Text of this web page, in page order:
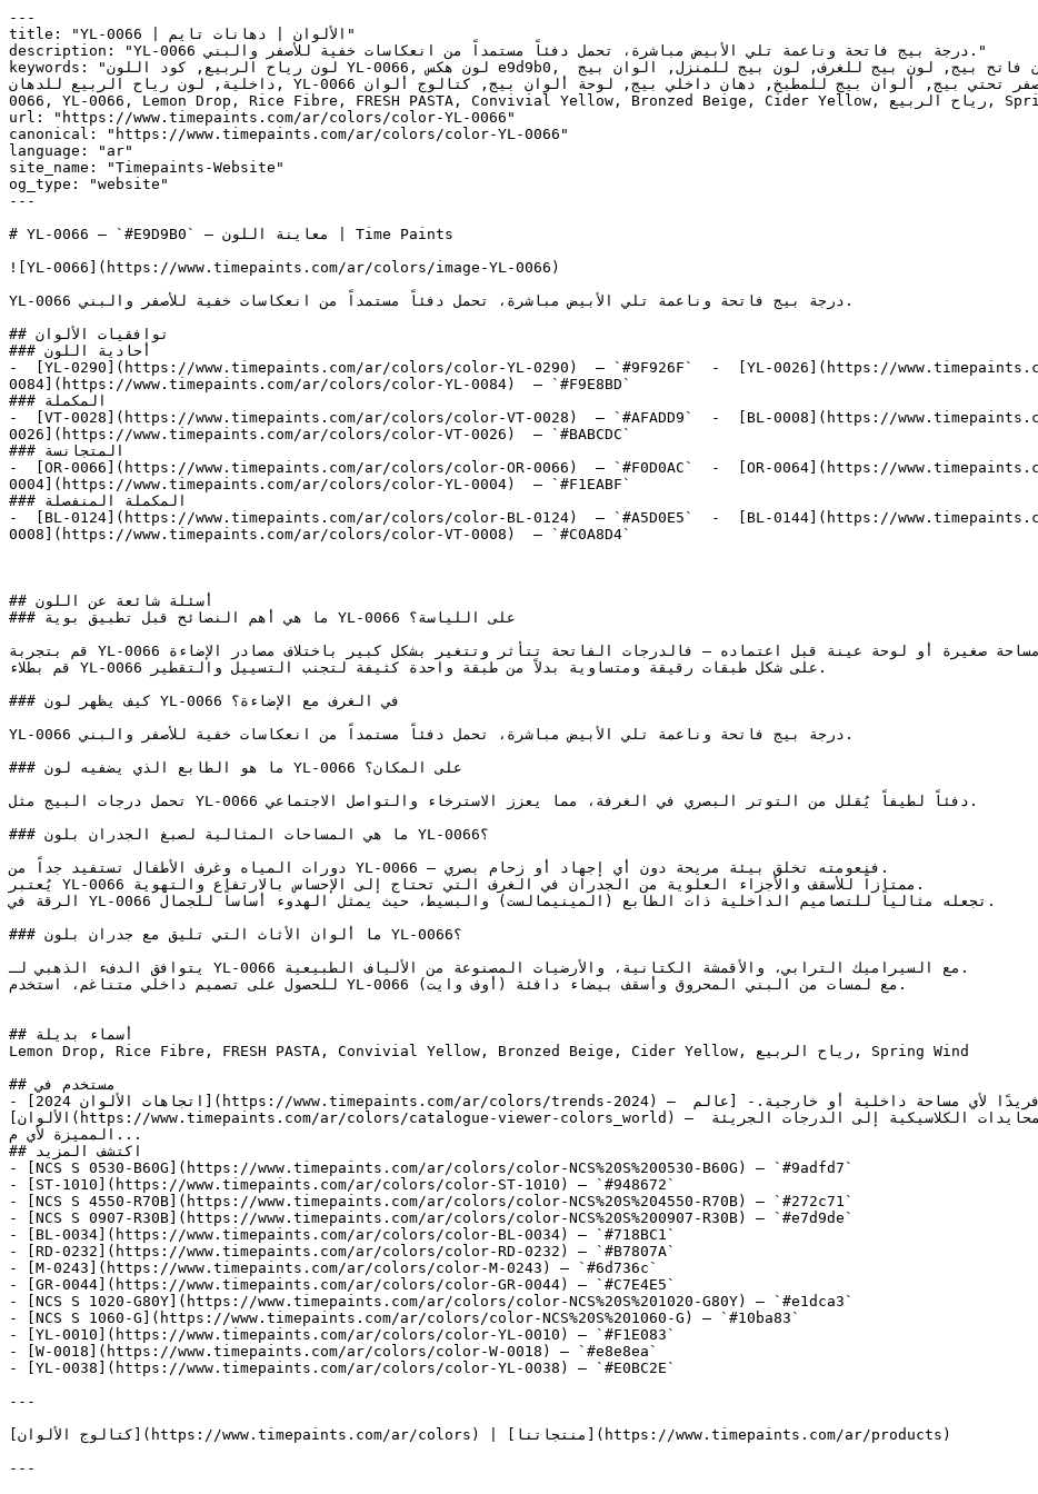
---
title: "YL-0066 | الألوان | دهانات تايم"
description: "YL-0066 درجة بيج فاتحة وناعمة تلي الأبيض مباشرة، تحمل دفئاً مستمداً من انعكاسات خفية للأصفر والبني."
keywords: "لون رياح الربيع, كود اللون YL-0066, لون هكس e9d9b0, دهان بيج, طلاء بيج, ألوان بيج للجدران, بيج دافئ, دهان فاتح بيج, لون بيج للغرف, لون بيج للمنزل, الوان بيج
داخلية, لون رياح الربيع للدهان, YL-0066 دهان, ألوان بيج فاتح, دهان دافئ بيج, لون أصفر تحتي بيج, ألوان بيج للمطبخ, دهان داخلي بيج, لوحة ألوان بيج, كتالوج ألوان YL-
0066, YL-0066, Lemon Drop, Rice Fibre, FRESH PASTA, Convivial Yellow, Bronzed Beige, Cider Yellow, رياح الربيع, Spring Wind"
url: "https://www.timepaints.com/ar/colors/color-YL-0066"
canonical: "https://www.timepaints.com/ar/colors/color-YL-0066"
language: "ar"
site_name: "Timepaints-Website"
og_type: "website"
---
# YL-0066 — `#E9D9B0` — معاينة اللون | Time Paints
![YL-0066](https://www.timepaints.com/ar/colors/image-YL-0066)
YL-0066 درجة بيج فاتحة وناعمة تلي الأبيض مباشرة، تحمل دفئاً مستمداً من انعكاسات خفية للأصفر والبني.
## توافقيات الألوان
### أحادية اللون
-  [YL-0290](https://www.timepaints.com/ar/colors/color-YL-0290)  — `#9F926F`  -  [YL-0026](https://
0084](https://www.timepaints.com/ar/colors/color-YL-0084)  — `#F9E8BD`
### المكملة
-  [VT-0028](https://www.timepaints.com/ar/colors/color-VT-0028)  — `#AFADD9`  -  [BL-0008](https://
0026](https://www.timepaints.com/ar/colors/color-VT-0026)  — `#BABCDC`
### المتجانسة
-  [OR-0066](https://www.timepaints.com/ar/colors/color-OR-0066)  — `#F0D0AC`  -  [OR-0064](https://
0004](https://www.timepaints.com/ar/colors/color-YL-0004)  — `#F1EABF`
### المكملة المنفصلة
-  [BL-0124](https://www.timepaints.com/ar/colors/color-BL-0124)  — `#A5D0E5`  -  [BL-0144](https://
0008](https://www.timepaints.com/ar/colors/color-VT-0008)  — `#C0A8D4`
## أسئلة شائعة عن اللون
### ما هي أهم النصائح قبل تطبيق بوية YL-0066 على اللياسة؟
قم بتجربة YL-0066 على مساحة صغيرة أو لوحة عينة قبل اعتماده — فالدرجات الفاتحة تتأثر وتتغير بشكل كبير باختلاف مصادر الإضاءة.
قم بطلاء YL-0066 على شكل طبقات رقيقة ومتساوية بدلاً من طبقة واحدة كثيفة لتجنب التسييل والتقطير.
### كيف يظهر لون YL-0066 في الغرف مع الإضاءة؟
YL-0066 درجة بيج فاتحة وناعمة تلي الأبيض مباشرة، تحمل دفئاً مستمداً من انعكاسات خفية للأصفر والبني.
### ما هو الطابع الذي يضفيه لون YL-0066 على المكان؟
تحمل درجات البيج مثل YL-0066 دفئاً لطيفاً يُقلل من التوتر البصري في الغرفة، مما يعزز الاسترخاء والتواصل الاجتماعي.
### ما هي المساحات المثالية لصبغ الجدران بلون YL-0066؟
دورات المياه وغرف الأطفال تستفيد جداً من YL-0066 — فنعومته تخلق بيئة مريحة دون أي إجهاد أو زحام بصري.
يُعتبر YL-0066 ممتازاً للأسقف والأجزاء العلوية من الجدران في الغرف التي تحتاج إلى الإحساس بالارتفاع والتهوية.
الرقة في YL-0066 تجعله مثالياً للتصاميم الداخلية ذات الطابع (المينيمالست) والبسيط، حيث يمثل الهدوء أساساً للجمال.
### ما ألوان الأثاث التي تليق مع جدران بلون YL-0066؟
يتوافق الدفء الذهبي لـ YL-0066 مع السيراميك الترابي، والأقمشة الكتانية، والأرضيات المصنوعة من الألياف الطبيعية.
للحصول على تصميم داخلي متناغم، استخدم YL-0066 مع لمسات من البني المحروق وأسقف بيضاء دافئة (أوف وايت).
## أسماء بديلة
Lemon Drop, Rice Fibre, FRESH PASTA, Convivial Yellow, Bronzed Beige, Cider Yellow, رياح الربيع, Spring Wind
## مستخدم في
- [اتجاهات الألوان 2024](https://www.timepaints.com/ar/colors/trends-2024) — تشكيلة جريئة وخالدة من ألوان 2024 تضيف طابعًا فريدًا لأي مساحة داخلية أو خارجية.- [عالم
الألوان](https://www.timepaints.com/ar/colors/catalogue-viewer-colors_world) — مجموعة شاملة تغطي الطيف الكامل من الألوان، من المحايدات الكلاسيكية إلى الدرجات الجريئة
المميزة لأي م...
## اكتشف المزيد
- [NCS S 0530-B60G](https://www.timepaints.com/ar/colors/color-NCS%20S%200530-B60G) — `#9adfd7`
- [ST-1010](https://www.timepaints.com/ar/colors/color-ST-1010) — `#948672`
- [NCS S 4550-R70B](https://www.timepaints.com/ar/colors/color-NCS%20S%204550-R70B) — `#272c71`
- [NCS S 0907-R30B](https://www.timepaints.com/ar/colors/color-NCS%20S%200907-R30B) — `#e7d9de`
- [BL-0034](https://www.timepaints.com/ar/colors/color-BL-0034) — `#718BC1`
- [RD-0232](https://www.timepaints.com/ar/colors/color-RD-0232) — `#B7807A`
- [M-0243](https://www.timepaints.com/ar/colors/color-M-0243) — `#6d736c`
- [GR-0044](https://www.timepaints.com/ar/colors/color-GR-0044) — `#C7E4E5`
- [NCS S 1020-G80Y](https://www.timepaints.com/ar/colors/color-NCS%20S%201020-G80Y) — `#e1dca3`
- [NCS S 1060-G](https://www.timepaints.com/ar/colors/color-NCS%20S%201060-G) — `#10ba83`
- [YL-0010](https://www.timepaints.com/ar/colors/color-YL-0010) — `#F1E083`
- [W-0018](https://www.timepaints.com/ar/colors/color-W-0018) — `#e8e8ea`
- [YL-0038](https://www.timepaints.com/ar/colors/color-YL-0038) — `#E0BC2E`
---
---